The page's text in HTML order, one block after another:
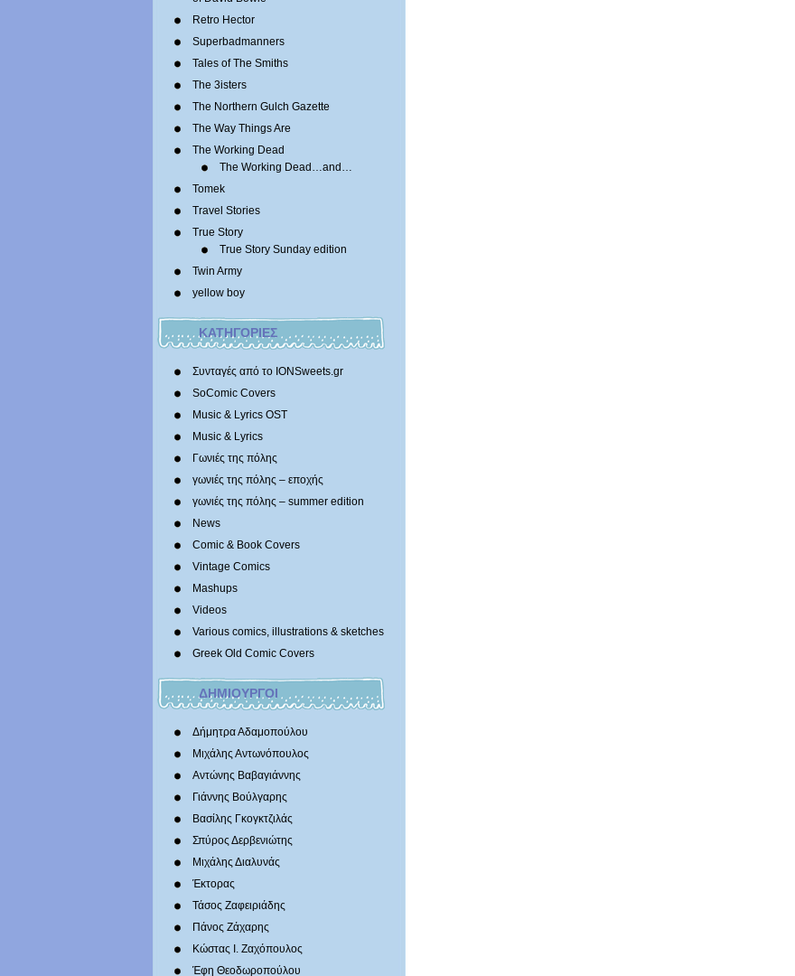
Retro Hector
Superbadmanners
Tales of The Smiths
The 3isters
The Northern Gulch Gazette
The Way Things Are
The Working Dead
The Working Dead…and…
Tomek
Travel Stories
True Story
True Story Sunday edition
Twin Army
yellow boy
ΚΑΤΗΓΟΡΙΕΣ
Συνταγές από το IONSweets.gr
SoComic Covers
Music & Lyrics OST
Music & Lyrics
Γωνιές της πόλης
γωνιές της πόλης – εποχής
γωνιές της πόλης – summer edition
News
Comic & Book Covers
Vintage Comics
Mashups
Videos
Various comics, illustrations & sketches
Greek Old Comic Covers
ΔΗΜΙΟΥΡΓΟΙ
Δήμητρα Αδαμοπούλου
Μιχάλης Αντωνόπουλος
Αντώνης Βαβαγιάννης
Γιάννης Βούλγαρης
Βασίλης Γκογκτζιλάς
Σπύρος Δερβενιώτης
Mιχάλης Διαλυνάς
Έκτορας
Τάσος Ζαφειριάδης
Πάνος Ζάχαρης
Κώστας Ι. Ζαχόπουλoς
Έφη Θεοδωροπούλου